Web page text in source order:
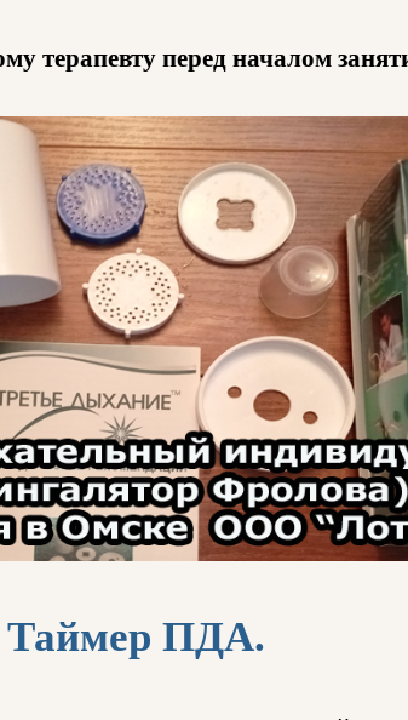
терапевту перед началом
Таймер ПДА.